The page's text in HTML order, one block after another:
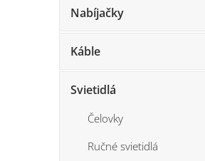
Nabíjačky
Káble
Svietidlá
Čelovky
Ručné svietidlá